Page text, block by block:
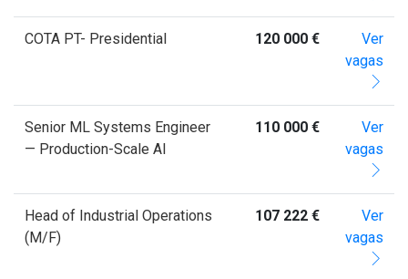
COTA PT- Presidential 120 000 €
Ver
vagas
Senior ML Systems Engineer
— Production-Scale AI
110 000 €
Ver
vagas
Head of Industrial Operations
(M/F)
107 222 €
Ver
vagas